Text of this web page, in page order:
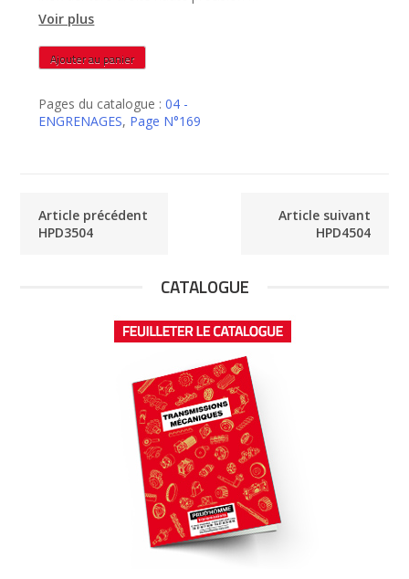
HPD4004
Voir plus
quantité
de
Ajouter au panier
Pages du catalogue :04 -
ENGRENAGES, Page N°169
Article précédent
HPD3504
Article suivant
HPD4504
CATALOGUE